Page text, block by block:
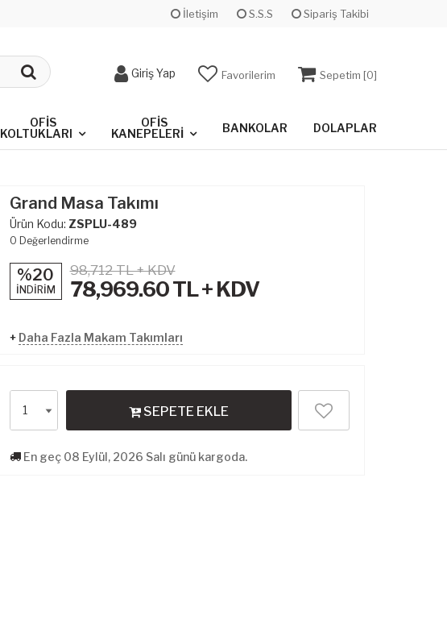
İletişim S.S.S Sipariş Takibi
Giriş Yap Favorilerim Sepetim [0]
OFIS
KOLTUKLARI
OFIS
KANEPELERI
BANKOLAR DOLAPLAR
Grand Masa Takımı
Ürün Kodu: ZSPLU-489
0 Değerlendirme
%20
İNDİRİM
98,712 TL + KDV
78,969.60TL + KDV
+ Daha Fazla Makam Takımları
SEPETE EKLE
En geç 08 Eylül, 2026 Salı günü kargoda.